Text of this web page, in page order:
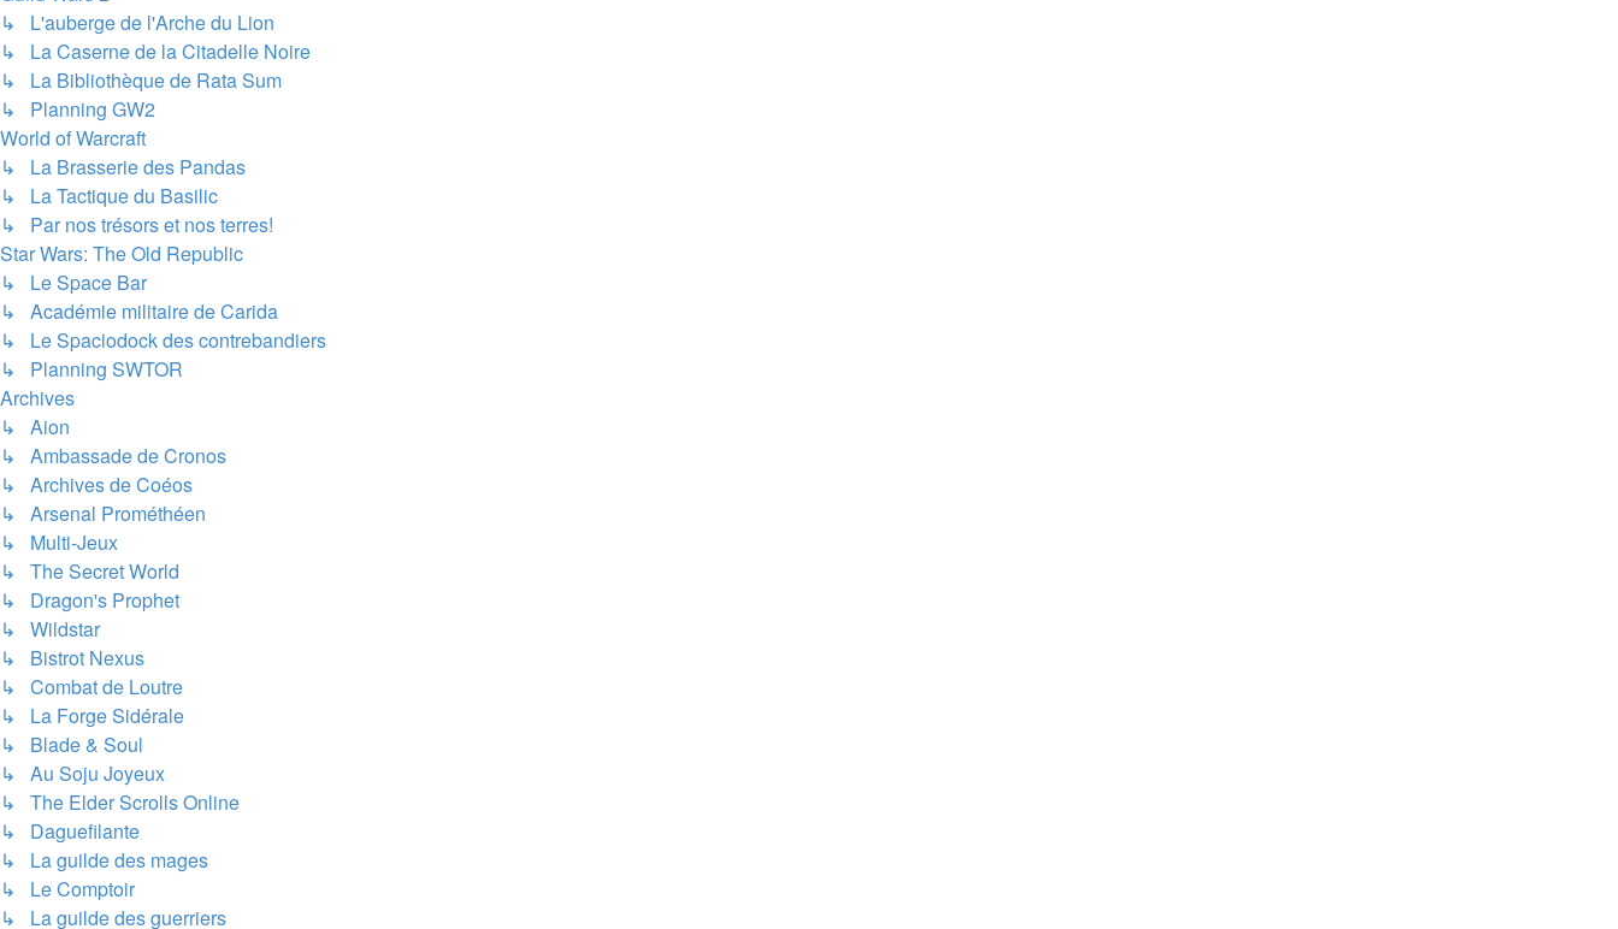
↳ L'auberge de l'Arche du Lion
↳ La Caserne de la Citadelle Noire
↳ La Bibliothèque de Rata Sum
↳ Planning GW2
World of Warcraft
↳ La Brasserie des Pandas
↳ La Tactique du Basilic
↳ Par nos trésors et nos terres!
Star Wars: The Old Republic
↳ Le Space Bar
↳ Académie militaire de Carida
↳ Le Spaciodock des contrebandiers
↳ Planning SWTOR
Archives
↳ Aion
↳ Ambassade de Cronos
↳ Archives de Coéos
↳ Arsenal Prométhéen
↳ Multi-Jeux
↳ The Secret World
↳ Dragon's Prophet
↳ Wildstar
↳ Bistrot Nexus
↳ Combat de Loutre
↳ La Forge Sidérale
↳ Blade & Soul
↳ Au Soju Joyeux
↳ The Elder Scrolls Online
↳ Daguefilante
↳ La guilde des mages
↳ Le Comptoir
↳ La guilde des guerriers